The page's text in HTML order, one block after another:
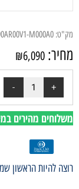
מק"ט: M000A0
מחיר: ₪6,090
משלוחים מהירים במיוחד עד
רוצה להיות הראשון